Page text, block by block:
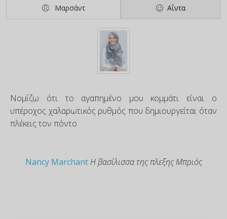
Μαρσάντ Αΐντα
Νομίζω ότι το αγαπημένο μου κομμάτι είναι ο
υπέροχος χαλαρωτικός ρυθμός που δημιουργείται όταν
πλέκεις τον πόντο
Nancy Marchant Η βασίλισσα της πλεξης Μπριός